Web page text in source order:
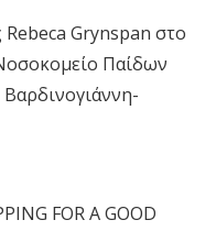
Rebeca Grynspan στο
Παίδων
FOR A GOOD